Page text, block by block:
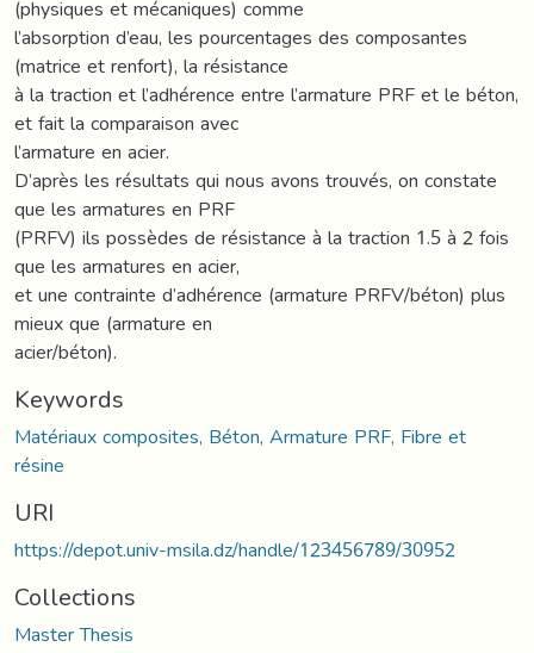
(physiques et mécaniques) comme
l’absorption d’eau, les pourcentages des composantes
(matrice et renfort), la résistance
à la traction et l’adhérence entre l’armature PRF et le béton,
et fait la comparaison avec
l’armature en acier.
D’après les résultats qui nous avons trouvés, on constate
que les armatures en PRF
(PRFV) ils possèdes de résistance à la traction 1.5 à 2 fois
que les armatures en acier,
et une contrainte d’adhérence (armature PRFV/béton) plus
mieux que (armature en
acier/béton).
Keywords
Matériaux composites, Béton, Armature PRF, Fibre et
résine
URI
https://depot.univ-msila.dz/handle/123456789/30952
Collections
Master Thesis